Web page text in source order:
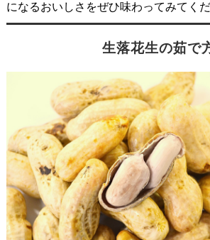
になるおいしさをぜひ味わってみてくだ
生落花生の茹で